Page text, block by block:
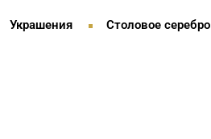
Украшения Столовое серебро